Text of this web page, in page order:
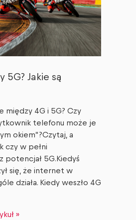
5G? Jakie są
między 4G i 5G? Czy
telefonu może je
okiem”?Czytaj, a
czy w pełni
potencjał 5G.Kiedyś
się, że internet w
działa. Kiedy weszło 4G
»